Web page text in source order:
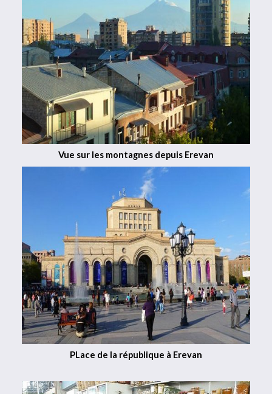
Vue sur les montagnes depuis Erevan
PLace de la république à Erevan